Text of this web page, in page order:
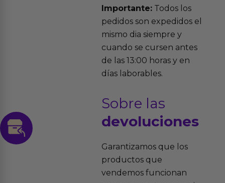
Importante:Todos los
pedidos son expedidos el
mismo dia siempre y
cuando se cursen antes
de las 13:00 horas y en
días laborables.
Sobre las
devoluciones
Garantizamos que los
productos que
vendemos funcionan